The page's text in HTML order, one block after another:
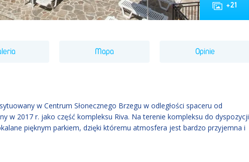
+21
Mapa Opinie
w Centrum Słonecznego Brzegu w odległości spaceru od
w 2017 r. jako część kompleksu Riva. Na terenie kompleksu do dyspozycji
pięknym parkiem, dzięki któremu atmosfera jest bardzo przyjemna i